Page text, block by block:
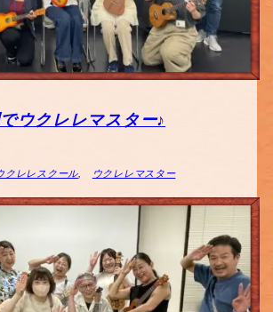
ウクレレマスター♪
クレレスクール, ウクレレマスター